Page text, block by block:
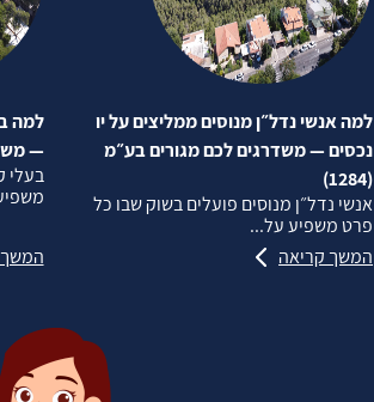
למה אנשי נדל״ן מנוסים ממליצים על יו
נכסים — משדרגים לכם מגורים בע״מ
(1284)
אנשי נדל״ן מנוסים פועלים בשוק שבו כל
פרט משפיע על...
המשך קריאה
למה
—
בעלי